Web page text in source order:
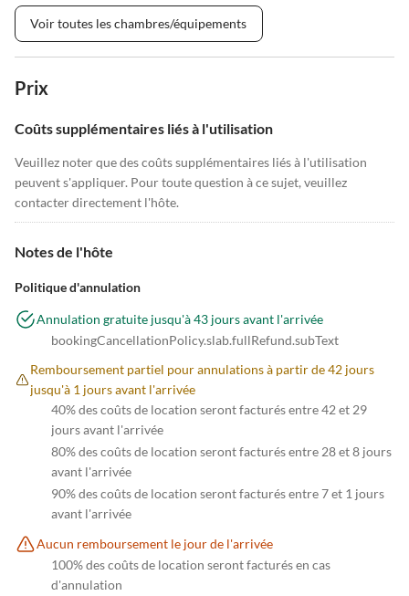
Voir toutes les chambres/équipements
Prix
Coûts supplémentaires liés à l'utilisation
Veuillez noter que des coûts supplémentaires liés à l'utilisation
peuvent s'appliquer. Pour toute question à ce sujet, veuillez
contacter directement l'hôte.
Notes de l'hôte
Politique d'annulation
Annulation gratuite jusqu'à 43 jours avant l'arrivée
bookingCancellationPolicy.slab.fullRefund.subText
Remboursement partiel pour annulations à partir de 42 jours
jusqu'à 1 jours avant l'arrivée
40% des coûts de location seront facturés entre 42 et 29
jours avant l'arrivée
80% des coûts de location seront facturés entre 28 et 8 jours
avant l'arrivée
90% des coûts de location seront facturés entre 7 et 1 jours
avant l'arrivée
Aucun remboursement le jour de l'arrivée
100% des coûts de location seront facturés en cas
d'annulation